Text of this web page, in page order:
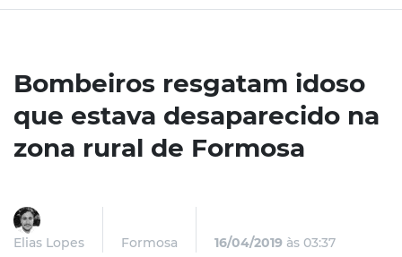
Bombeiros resgatam idoso
que estava desaparecido na
zona rural de Formosa
Elias Lopes Formosa 16/04/2019 às 03:37